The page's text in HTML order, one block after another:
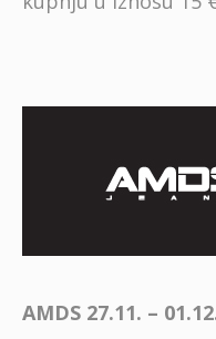
AMDS 27.11. –